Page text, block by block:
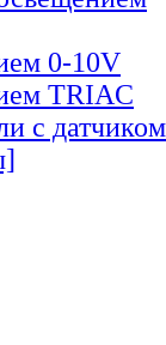
0-10V
TRIAC
с датчиком